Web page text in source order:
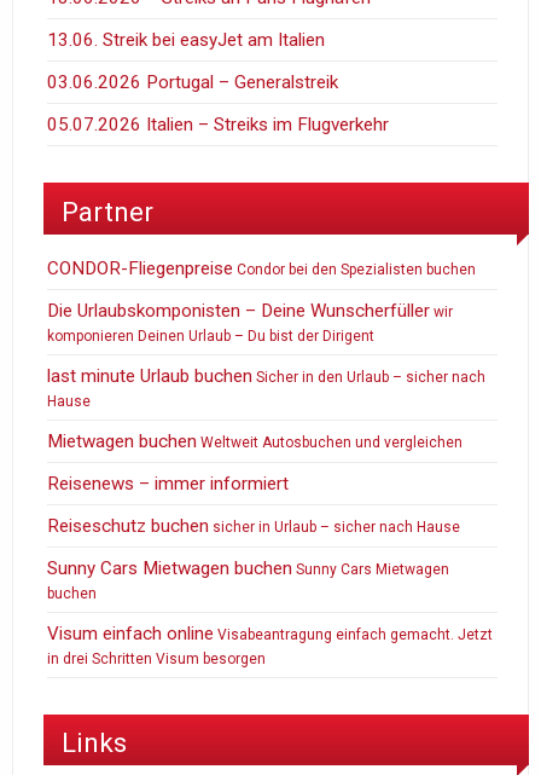
13.06. Streik bei easyJet am Italien
03.06.2026 Portugal – Generalstreik
05.07.2026 Italien – Streiks im Flugverkehr
Partner
CONDOR-Fliegenpreise Condor bei den Spezialisten buchen
Die Urlaubskomponisten – Deine Wunscherfüller wir
komponieren Deinen Urlaub – Du bist der Dirigent
last minute Urlaub buchen Sicher in den Urlaub – sicher nach
Hause
Mietwagen buchen Weltweit Autosbuchen und vergleichen
Reisenews – immer informiert
Reiseschutz buchen sicher in Urlaub – sicher nach Hause
Sunny Cars Mietwagen buchen Sunny Cars Mietwagen
buchen
Visum einfach online Visabeantragung einfach gemacht. Jetzt
in drei Schritten Visum besorgen
Links